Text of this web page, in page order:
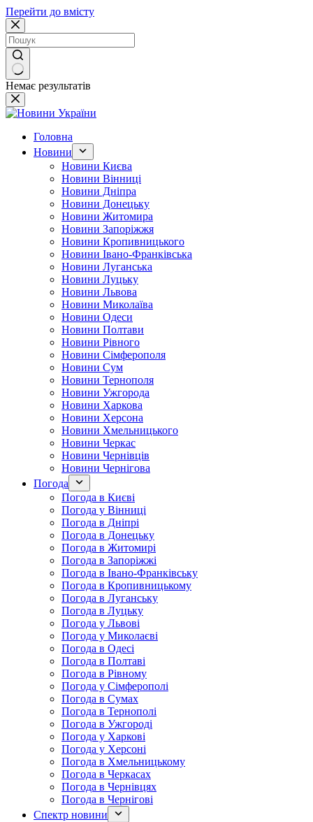
Перейти до вмісту
Немає результатів
Головна
Новини
Новини Києва
Новини Вінниці
Новини Дніпра
Новини Донецьку
Новини Житомира
Новини Запоріжжя
Новини Кропивницького
Новини Івано-Франківська
Новини Луганська
Новини Луцьку
Новини Львова
Новини Миколаїва
Новини Одеси
Новини Полтави
Новини Рівного
Новини Сімферополя
Новини Сум
Новини Тернополя
Новини Ужгорода
Новини Харкова
Новини Херсона
Новини Хмельницького
Новини Черкас
Новини Чернівців
Новини Чернігова
Погода
Погода в Києві
Погода у Вінниці
Погода в Дніпрі
Погода в Донецьку
Погода в Житомирі
Погода в Запоріжжі
Погода в Івано-Франківську
Погода в Кропивницькому
Погода в Луганську
Погода в Луцьку
Погода у Львові
Погода у Миколаєві
Погода в Одесі
Погода в Полтаві
Погода в Рівному
Погода у Сімферополі
Погода в Сумах
Погода в Тернополі
Погода в Ужгороді
Погода у Харкові
Погода у Херсоні
Погода в Хмельницькому
Погода в Черкасах
Погода в Чернівцях
Погода в Чернігові
Спектр новини